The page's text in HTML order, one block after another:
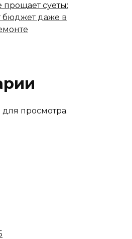
прощает суеты:
бюджет даже в
просмотра.